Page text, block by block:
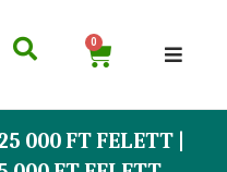
0
000 FT FELETT |